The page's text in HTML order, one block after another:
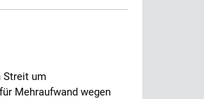
Streit um
Mehraufwand wegen